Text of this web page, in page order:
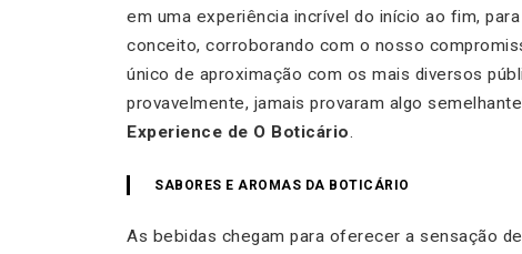
em uma experiência incrível do início ao fim,
conceito, corroborando com o nosso
único de aproximação com os mais diversos
provavelmente, jamais provaram algo semelhante
Experience de O Boticário.
SABORES E AROMAS DA BOTICÁRIO
As bebidas chegam para oferecer a sensação